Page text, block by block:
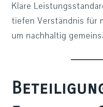
Klare
tiefen Verständnis für
um nachhaltig